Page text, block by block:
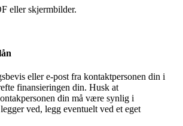
eller skjermbilder.
eller e-post fra kontaktpersonen din i
finansieringen din. Husk at
din må være synlig i
ved, legg eventuelt ved et eget